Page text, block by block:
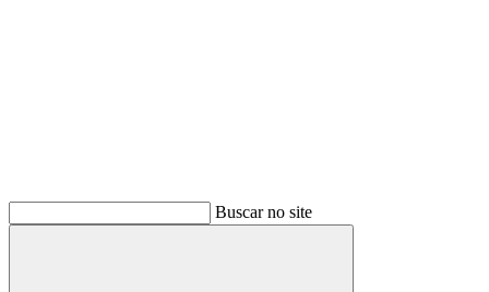
Buscar no site